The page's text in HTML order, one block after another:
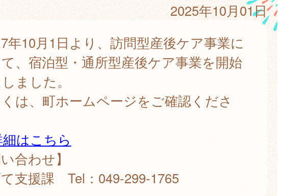
2025年10月01日
年10月1日より、訪問型産後ケア事業に
、宿泊型・通所型産後ケア事業を開始
ました。
は、町ホームページをご確認くださ
はこちら
合わせ】
支援課 Tel：049-299-1765